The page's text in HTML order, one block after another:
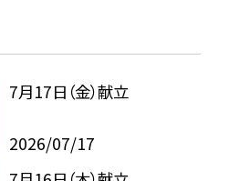
7月17日（金）献立
2026/07/17